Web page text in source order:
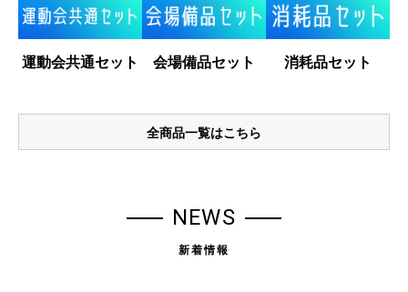
運動会共通セット 会場備品セット 消耗品セット
全商品一覧はこちら
NEWS
新着情報